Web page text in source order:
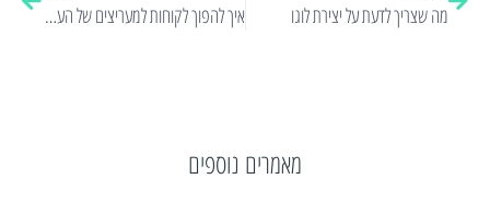
מה שצריך לדעת על יצירת לוגו איך להפוך לקוחות למעריצים של העסק שלכם?
מאמרים נוספים